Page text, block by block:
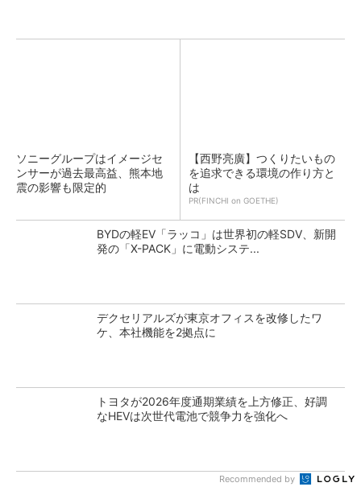
ソニーグループはイメージセ
ンサーが過去最高益、熊本地
震の影響も限定的
【西野亮廣】つくりたいもの
を追求できる環境の作り方と
は
PR(FINCHI on GOETHE)
BYDの軽EV「ラッコ」は世界初の軽SDV、新開
発の「X-PACK」に電動システ...
デクセリアルズが東京オフィスを改修したワ
ケ、本社機能を2拠点に
トヨタが2026年度通期業績を上方修正、好調
なHEVは次世代電池で競争力を強化へ
Recommended by